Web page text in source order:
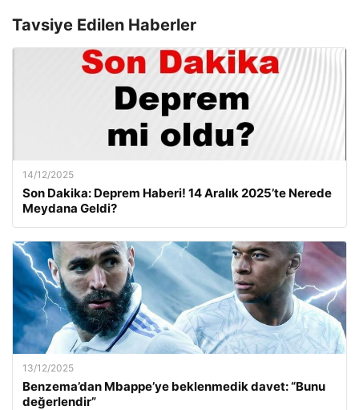
Tavsiye Edilen Haberler
14/12/2025
Son Dakika: Deprem Haberi! 14 Aralık 2025’te Nerede
Meydana Geldi?
13/12/2025
Benzema’dan Mbappe’ye beklenmedik davet: “Bunu
değerlendir”